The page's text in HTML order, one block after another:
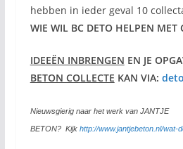
hebben in ieder geval 10
WIE WIL BC DETO HELPEN MET
IDEEËN INBRENGEN EN JE
BETON COLLECTE KAN VIA:
Nieuwsgierig naar het werk van JANTJE
BETON? Kijk http://www.jantjebeton.nl/wat-